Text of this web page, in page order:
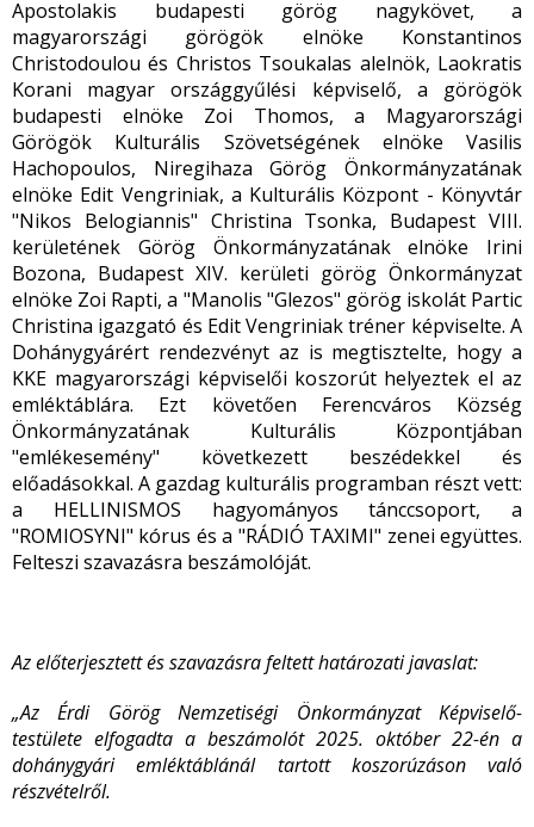
Apostolakis budapesti görög nagykövet, a
magyarországi görögök elnöke Konstantinos
Christodoulou és Christos Tsoukalas alelnök, Laokratis
Korani magyar országgyűlési képviselő, a görögök
budapesti elnöke Zoi Thomos, a Magyarországi
Görögök Kulturális Szövetségének elnöke Vasilis
Hachopoulos, Niregihaza Görög Önkormányzatának
elnöke Edit Vengriniak, a Kulturális Központ - Könyvtár
"Nikos Belogiannis" Christina Tsonka, Budapest VIII.
kerületének Görög Önkormányzatának elnöke Irini
Bozona, Budapest XIV. kerületi görög Önkormányzat
elnöke Zoi Rapti, a "Manolis "Glezos" görög iskolát Partic
Christina igazgató és Edit Vengriniak tréner képviselte. A
Dohánygyárért rendezvényt az is megtisztelte, hogy a
KKE magyarországi képviselői koszorút helyeztek el az
emléktáblára. Ezt követően Ferencváros Község
Önkormányzatának Kulturális Központjában
"emlékesemény" következett beszédekkel és
előadásokkal. A gazdag kulturális programban részt vett:
a HELLINISMOS hagyományos tánccsoport, a
"ROMIOSYNI" kórus és a "RÁDIÓ TAXIMI" zenei együttes.
Felteszi szavazásra beszámolóját.
Az előterjesztett és szavazásra feltett határozati javaslat:
„Az Érdi Görög Nemzetiségi Önkormányzat Képviselő-
testülete elfogadta a beszámolót 2025. október 22-én a
dohánygyári emléktáblánál tartott koszorúzáson való
részvételről.